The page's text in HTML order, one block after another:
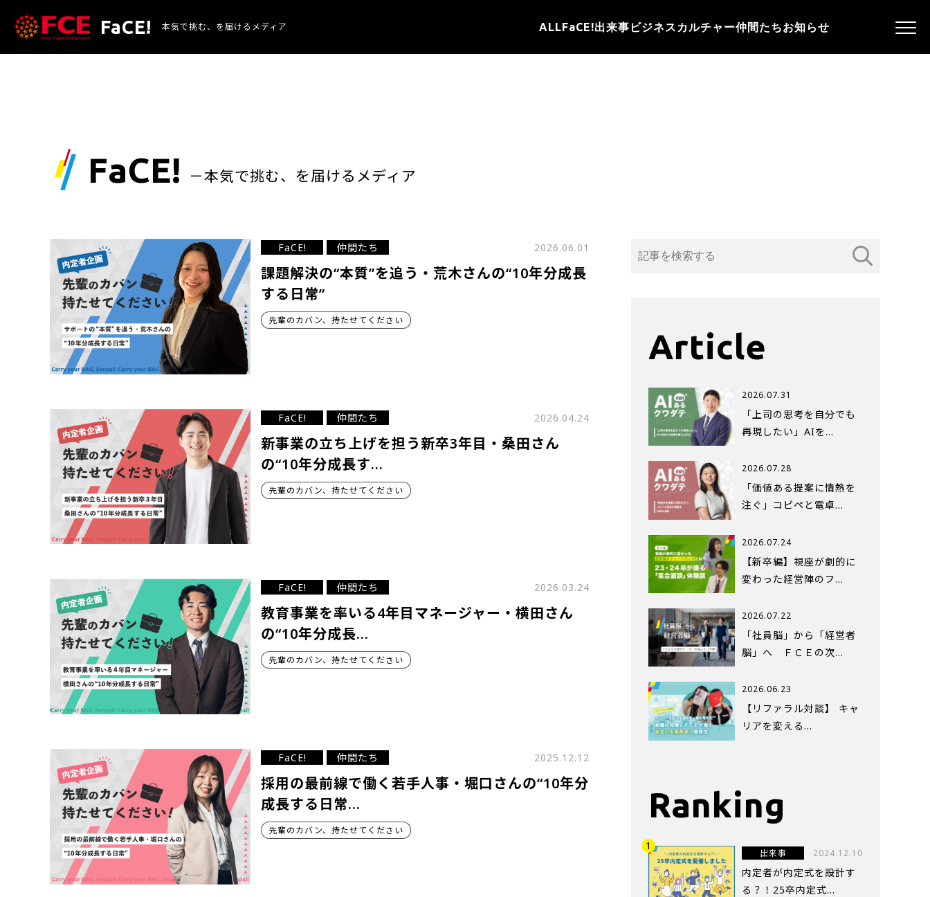
FaCE! 本気で挑む、を届けるメディア ALLFaCE!出来事 ビジネス カルチャー仲間たちお知らせ
FaCE! －本気で挑む、を届けるメディア
FaCE! 仲間たち 2026.06.01
課題解決の“本質”を追う・荒木さんの“10年分成長
する日常”
先輩のカバン、持たせてください
FaCE! 仲間たち 2026.04.24
新事業の立ち上げを担う新卒3年目・桑田さん
の“10年分成長す…
先輩のカバン、持たせてください
FaCE! 仲間たち 2026.03.24
教育事業を率いる4年目マネージャー・横田さん
の“10年分成長…
先輩のカバン、持たせてください
FaCE! 仲間たち 2025.12.12
採用の最前線で働く若手人事・堀口さんの“10年分
成長する日常…
先輩のカバン、持たせてください
Article
2026.07.31
「上司の思考を自分でも
再現したい」AIを…
2026.07.28
「価値ある提案に情熱を
注ぐ」コピペと電卓…
2026.07.24
【新卒編】視座が劇的に
変わった経営陣のフ…
2026.07.22
「社員脳」から「経営者
脳」へ ＦＣＥの次…
2026.06.23
【リファラル対談】 キャ
リアを変える…
Ranking
出来事 2024.12.10
内定者が内定式を設計す
る？！25卒内定式...